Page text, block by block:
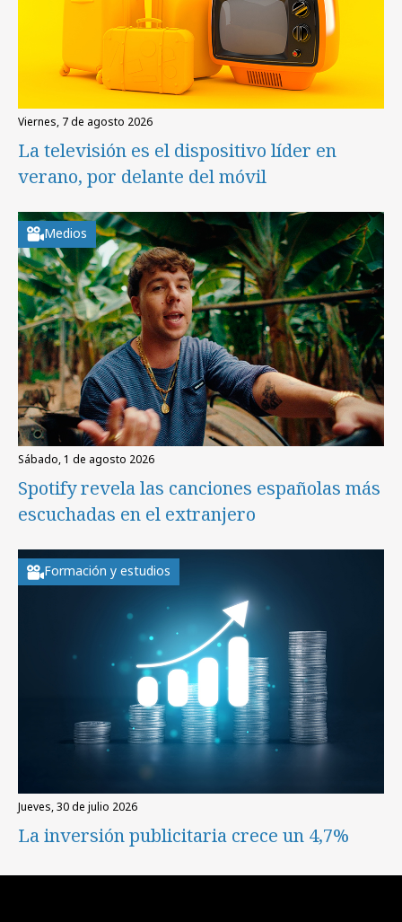
viernes, 7 de agosto 2026
La televisión es el dispositivo líder en
verano, por delante del móvil
Medios
sábado, 1 de agosto 2026
Spotify revela las canciones españolas más
escuchadas en el extranjero
Formación y estudios
jueves, 30 de julio 2026
La inversión publicitaria crece un 4,7%